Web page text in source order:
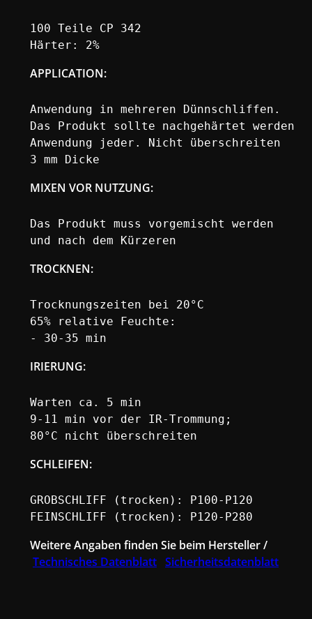
100 Teile CP 342
Härter: 2%
APPLICATION:
Anwendung in mehreren Dünnschliffen.
Das Produkt sollte nachgehärtet werden
Anwendung jeder. Nicht überschreiten
3 mm Dicke
MIXEN VOR NUTZUNG:
Das Produkt muss vorgemischt werden
und nach dem Kürzeren
TROCKNEN:
Trocknungszeiten bei 20°C
65% relative Feuchte:
- 30-35 min
IRIERUNG:
Warten ca. 5 min
9-11 min vor der IR-Trommung;
80°C nicht überschreiten
SCHLEIFEN:
GROBSCHLIFF (trocken): P100-P120
FEINSCHLIFF (trocken): P120-P280
Weitere Angaben finden Sie beim Hersteller /
Technisches Datenblatt Sicherheitsdatenblatt